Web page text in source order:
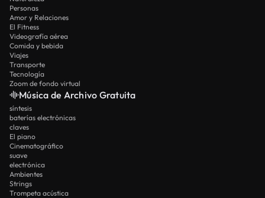
Personas
Amor y Relaciones
El Fitness
Videografía aérea
Comida y bebida
Viajes
Transporte
Tecnología
Zoom de fondo virtual
Música de Archivo Gratuita
síntesis
baterías electrónicas
claves
El piano
Cinematográfico
suave
electrónica
Ambientes
Strings
Trompeta acústica